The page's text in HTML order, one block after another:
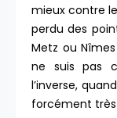
mieux contre
perdu des
Metz ou
ne suis pas
l’inverse,
forcément très